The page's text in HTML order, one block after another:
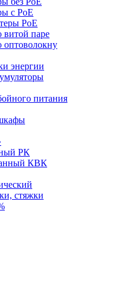
с PoE
PoE
витой паре
оптоволокну
энергии
питания
РК
КВК
стяжки